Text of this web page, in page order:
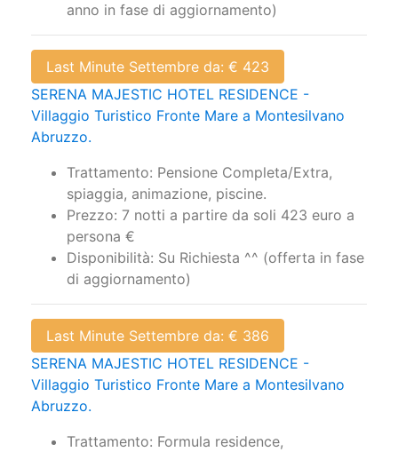
anno in fase di aggiornamento)
Last Minute Settembre da: € 423
SERENA MAJESTIC HOTEL RESIDENCE -
Villaggio Turistico Fronte Mare a Montesilvano
Abruzzo.
Trattamento: Pensione Completa/Extra,
spiaggia, animazione, piscine.
Prezzo: 7 notti a partire da soli 423 euro a
persona €
Disponibilità: Su Richiesta ^^ (offerta in fase
di aggiornamento)
Last Minute Settembre da: € 386
SERENA MAJESTIC HOTEL RESIDENCE -
Villaggio Turistico Fronte Mare a Montesilvano
Abruzzo.
Trattamento: Formula residence,